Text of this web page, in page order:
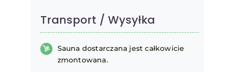
Transport / Wysyłka
Sauna dostarczana jest całkowicie
zmontowana.